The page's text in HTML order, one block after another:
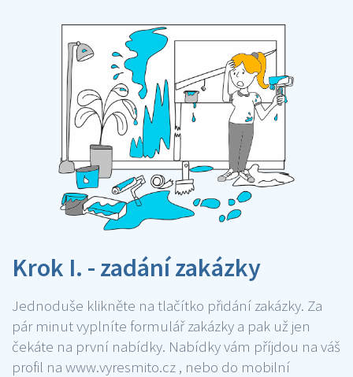
Krok I. - zadání zakázky
Jednoduše klikněte na tlačítko přidání zakázky. Za
pár minut vyplníte formulář zakázky a pak už jen
čekáte na první nabídky. Nabídky vám příjdou na váš
profil na www.vyresmito.cz , nebo do mobilní